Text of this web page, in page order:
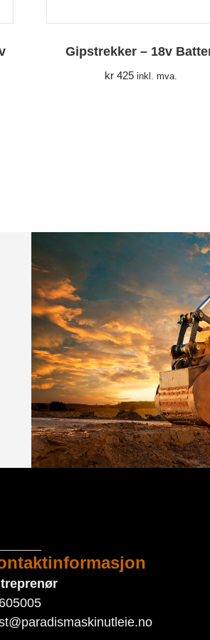
Gipstrekker – 18v
kr425 inkl. mva.